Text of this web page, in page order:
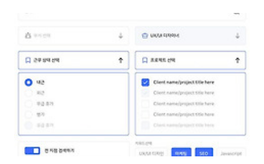
랜드 철학의 결합왜 중요한가?앱이나 웹의 UI는 운영체제(OS)별 기대 패
만드는 최소 조건입니다.추천 레퍼런스Apple Human Interface
Guidelines – iOS·macOS에서 자연스럽게 동작하는 인터랙션 ..